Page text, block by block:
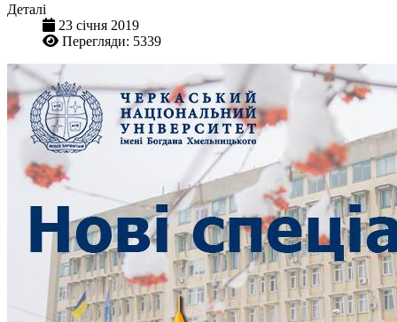
Деталі
23 січня 2019
Перегляди: 5339